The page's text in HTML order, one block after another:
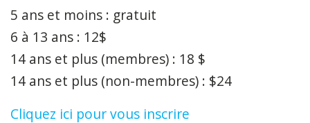
5 ans et moins : gratuit
6 à 13 ans : 12$
14 ans et plus (membres) : 18 $
14 ans et plus (non-membres) : $24
Cliquez ici pour vous inscrire